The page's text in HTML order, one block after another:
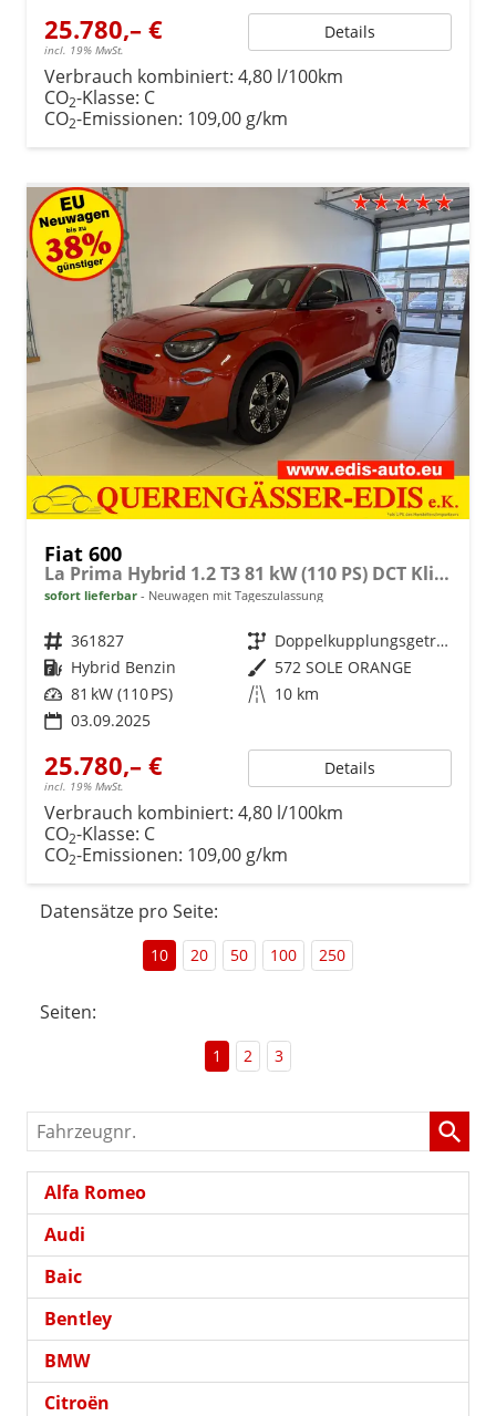
25.780,– €
incl. 19% MwSt.
Details
Verbrauch kombiniert: 4,80 l/100km
CO2-Klasse: C
CO2-Emissionen: 109,00 g/km
Fiat 600
La Prima Hybrid 1.2 T3 81 kW (110 PS) DCT Klimaautomatik, Massagesitz, Sitzheizung, elektrisch verstellbarer Fahrersitz, Radio, DAB, Apple CarPlay, Android Auto, Navigationssystem, 18 Zoll Leichtmetallfelgen, uvm.
sofort lieferbar Neuwagen mit Tageszulassung
Fahrzeugnr. 361827 Getriebe
Doppelkupplungsgetriebe (DSG)
Kraftstoff Hybrid Benzin Außenfarbe 572 SOLE ORANGE
Leistung 81 kW (110 PS) Kilometerstand 10 km
03.09.2025
25.780,– €
incl. 19% MwSt.
Details
Verbrauch kombiniert: 4,80 l/100km
CO2-Klasse: C
CO2-Emissionen: 109,00 g/km
Datensätze pro Seite:
10 20 50 100 250
Seiten:
1 2 3
Fahrzeugnr.
Alfa Romeo
Audi
Baic
Bentley
BMW
Citroën